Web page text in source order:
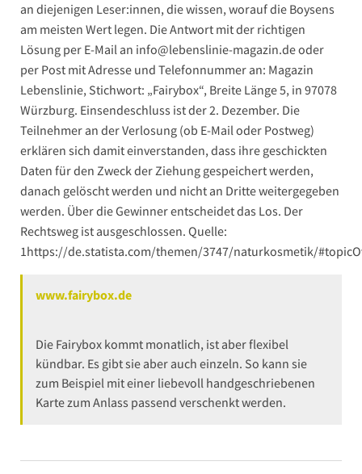
an diejenigen Leser:innen, die wissen, worauf die Boysens
am meisten Wert legen. Die Antwort mit der richtigen
Lösung per E-Mail an info@lebenslinie-magazin.de oder
per Post mit Adresse und Telefonnummer an: Magazin
Lebenslinie, Stichwort: „Fairybox“, Breite Länge 5, in 97078
Würzburg. Einsendeschluss ist der 2. Dezember. Die
Teilnehmer an der Verlosung (ob E-Mail oder Postweg)
erklären sich damit einverstanden, dass ihre geschickten
Daten für den Zweck der Ziehung gespeichert werden,
danach gelöscht werden und nicht an Dritte weitergegeben
werden. Über die Gewinner entscheidet das Los. Der
Rechtsweg ist ausgeschlossen. Quelle:
1https://de.statista.com/themen/3747/naturkosmetik/
www.fairybox.de
Die Fairybox kommt monatlich, ist aber flexibel
kündbar. Es gibt sie aber auch einzeln. So kann sie
zum Beispiel mit einer liebevoll handgeschriebenen
Karte zum Anlass passend verschenkt werden.